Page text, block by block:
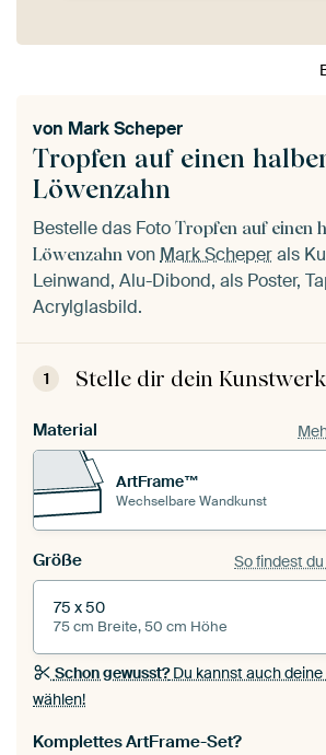
Tropfen auf einen
Löwenzahn
von Mark Scheper
Bestelle das Foto Tropfen auf einen
Löwenzahn vonMark Scheperals
Leinwand, Alu-Dibond, als Poster,
Acrylglasbild.
1 Stelle dir dein
Material
ArtFrame™
Wechselbare Wandkunst
Größe So findest
75 x 50
75 cm Breite, 50 cm Höhe
Schon gewusst?Du kannst auch
wählen!
Komplettes ArtFrame-Set?